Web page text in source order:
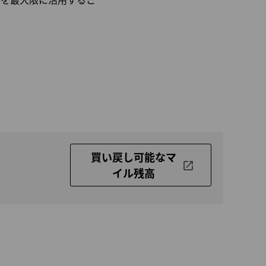
買い戻し可能なマ
イル残高